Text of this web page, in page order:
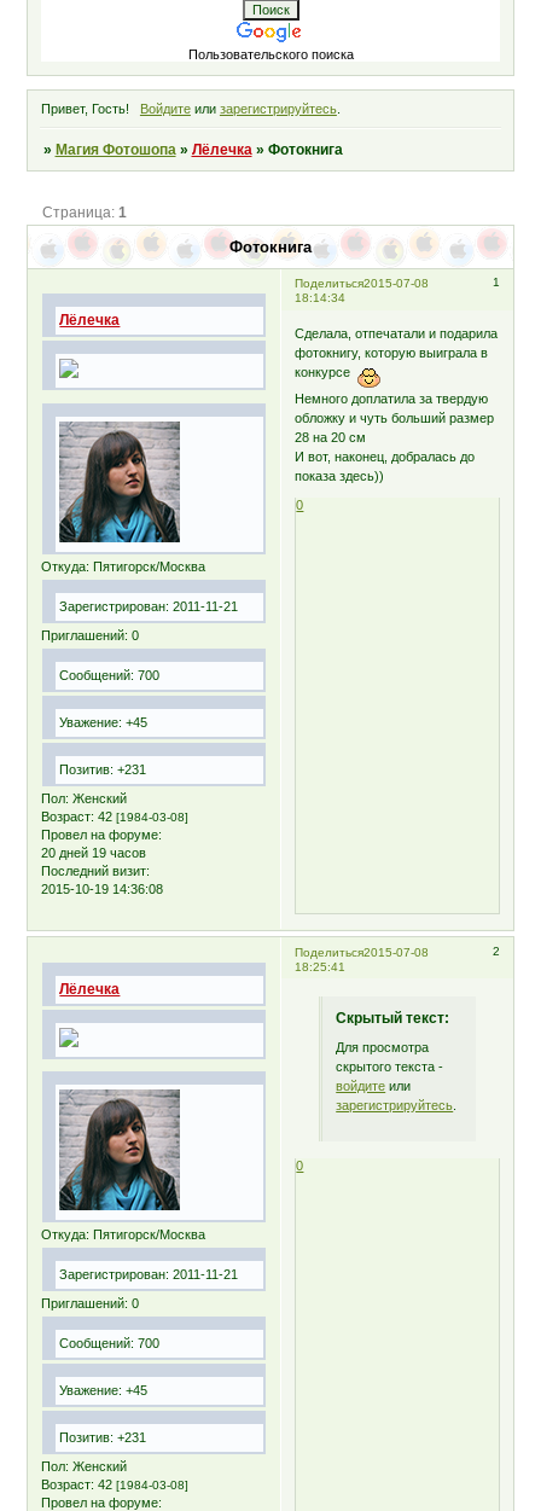
Пользовательского поиска
Привет, Гость! Войдитеили зарегистрируйтесь.
» Магия Фотошопа » Лёлечка » Фотокнига
Фотокнига
Страница: 1
Поделиться 1
2015-07-08
18:14:34
Лёлечка
Откуда: Пятигорск/Москва
Зарегистрирован: 2011-11-21
Приглашений: 0
Сообщений: 700
Уважение: +45
Позитив: +231
Пол: Женский
Возраст: 42[1984-03-08]
Провел на форуме:
20 дней 19 часов
Последний визит:
2015-10-19 14:36:08
Сделала, отпечатали и подарила
фотокнигу, которую выиграла в
конкурсе
Немного доплатила за твердую
обложку и чуть больший размер
28 на 20 см
И вот, наконец, добралась до
показа здесь))
0
Поделиться 2
2015-07-08
18:25:41
Лёлечка
Откуда: Пятигорск/Москва
Зарегистрирован: 2011-11-21
Приглашений: 0
Сообщений: 700
Уважение: +45
Позитив: +231
Пол: Женский
Возраст: 42[1984-03-08]
Провел на форуме:
Скрытый текст:
Для просмотра
скрытого текста -
войдите или
зарегистрируйтесь
0